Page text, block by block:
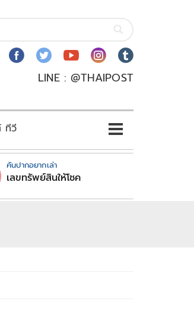
LINE : @THAIPOST
ทีวี
คันปากอยากเล่า
เลขทรัพย์สินให้โชค